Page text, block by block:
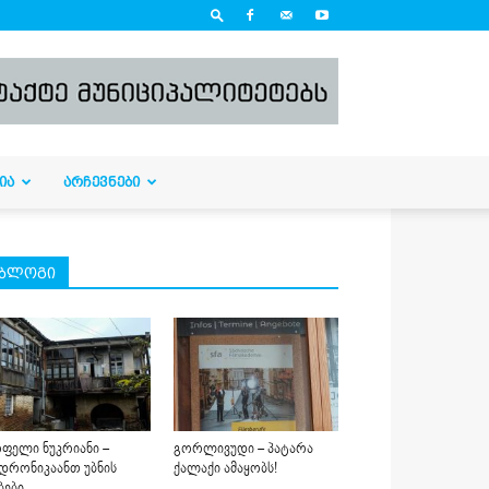
ᲐᲠᲩᲔᲕᲜᲔᲑᲘ
ნუკრიანი –
უბნის
გორლივუდი – პატარა
ქალაქი ამაყობს!